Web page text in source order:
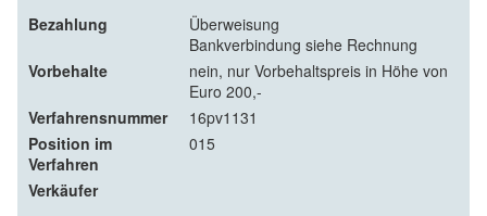
Bezahlung
Überweisung
Bankverbindung siehe Rechnung
Vorbehalte
nein, nur Vorbehaltspreis in Höhe von
Euro 200,-
Verfahrensnummer
16pv1131
Position im
Verfahren
015
Verkäufer